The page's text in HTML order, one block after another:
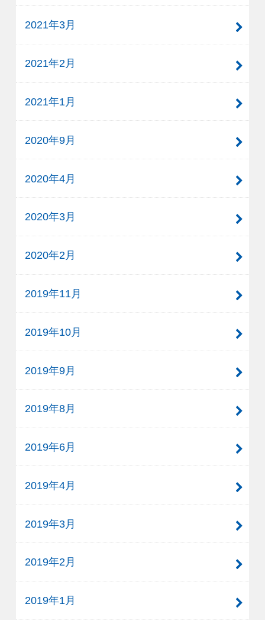
2021年3月
2021年2月
2021年1月
2020年9月
2020年4月
2020年3月
2020年2月
2019年11月
2019年10月
2019年9月
2019年8月
2019年6月
2019年4月
2019年3月
2019年2月
2019年1月